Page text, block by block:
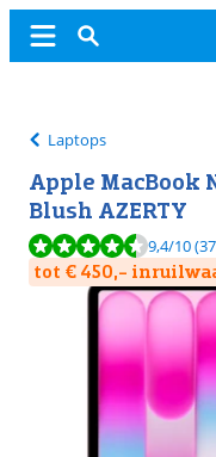
Laptops
Apple MacBook
Blush AZERTY
Beoordeling is 9,4 van de
9,4/10
tot € 450,-